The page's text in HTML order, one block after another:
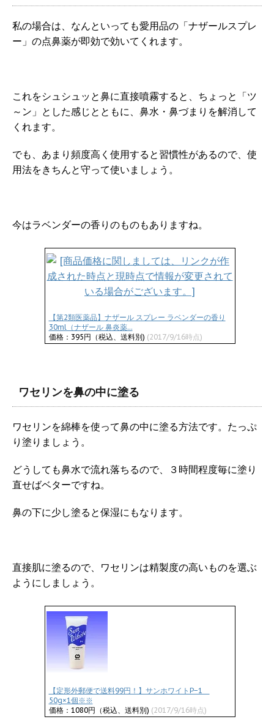
私の場合は、なんといっても愛用品の「ナザールスプレ
ー」の点鼻薬が即効で効いてくれます。
これをシュシュッと鼻に直接噴霧すると、ちょっと「ツ
～ン」とした感じとともに、鼻水・鼻づまりを解消して
くれます。
でも、あまり頻度高く使用すると習慣性があるので、使
用法をきちんと守って使いましょう。
今はラベンダーの香りのものもありますね。
【第2類医薬品】ナザール スプレー ラベンダーの香り
30ml（ナザール 鼻炎薬...
価格：395円（税込、送料別) (2017/9/16時点)
ワセリンを鼻の中に塗る
ワセリンを綿棒を使って鼻の中に塗る方法です。たっぷ
り塗りましょう。
どうしても鼻水で流れ落ちるので、３時間程度毎に塗り
直せばベターですね。
鼻の下に少し塗ると保湿にもなります。
直接肌に塗るので、ワセリンは精製度の高いものを選ぶ
ようにしましょう。
【定形外郵便で送料99円！】サンホワイトP−1
50g×1個※※
価格：1080円（税込、送料別) (2017/9/16時点)